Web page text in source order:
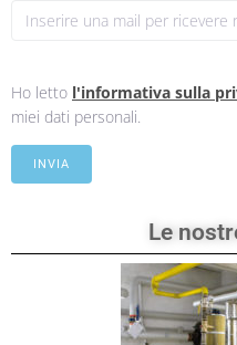
Ho letto l'informativa sulla
miei dati personali.
Le